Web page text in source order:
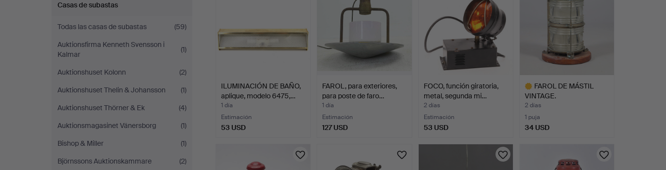
Casas de subastas
Todas las casas de subastas
(59)
Auktionsfirma Kenneth Svensson i
Kalmar
(1)
Auktionshuset Kolonn
(2)
Auktionshuset Thelin & Johansson
(1)
Auktionshuset Thörner & Ek
(4)
Auktionsmagasinet Vänersborg
(1)
Bishop & Miller
(1)
Björnssons Auktionskammare
(2)
ILUMINACIÓN DE BAÑO,
aplique, modelo 6475,…
1 día
Estimación
53 USD
FAROL, para exteriores,
para poste de faro…
1 día
Estimación
127 USD
FOCO, función giratoria,
metal, segunda mi…
2 días
Estimación
53 USD
FAROL DE MÁSTIL
VINTAGE.
2 días
1 puja
34 USD